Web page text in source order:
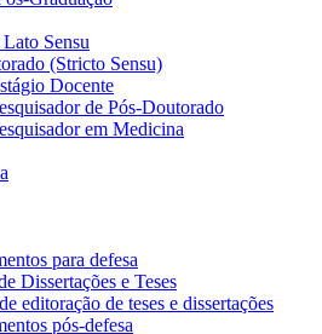
Sensu
(Stricto Sensu)
Docente
de Pós-Doutorado
em Medicina
para defesa
Dissertações e Teses
editoração de teses e dissertações
pós-defesa